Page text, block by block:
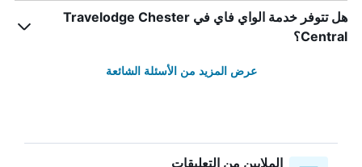
هل تتوفر خدمة الواي فاي في Travelodge Chester
Central؟
عرض المزيد من الأسئلة الشائعة
الملايين من التعليقات